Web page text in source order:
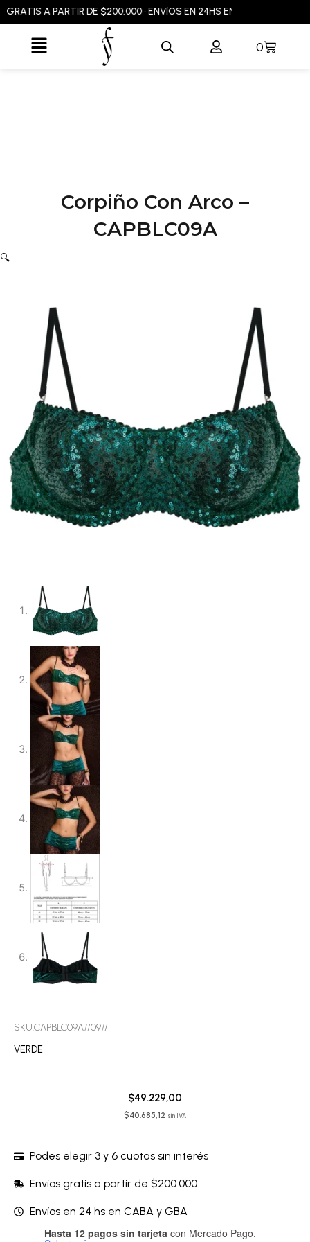
al
contenido
A PARTIR DE $200.000 • ENVÍOS EN 24HS EN CABA Y GBA •
Flyout
0
Carrito
Corpiño Con Arco –
CAPBLC09A
🔍
SKU:CAPBLC09A#09#
VERDE
$49.229,00
$40.685,12 sin IVA
Podes elegir 3 y 6 cuotas sin interés
Envíos gratis a partir de $200.000
Envíos en 24 hs en CABA y GBA
Hasta 12 pagos sin tarjeta con Mercado Pago.
Corpiño